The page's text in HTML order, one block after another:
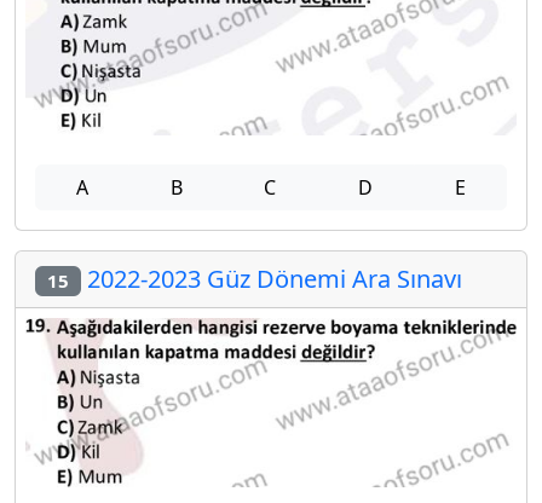
A B C D E
15 2022-2023 Güz Dönemi Ara Sınavı